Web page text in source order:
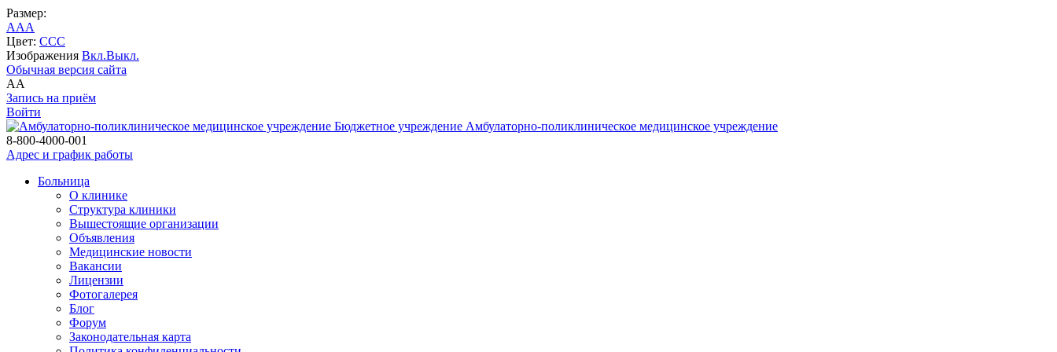
Размер:
AAA
Цвет: CCC
Изображения Вкл.Выкл.
Обычная версия сайта
AA
Запись на приём
Войти
Бюджетное учреждение Амбулаторно-поликлиническое медицинское учреждение
8-800-4000-001
Адрес и график работы
Больница
О клинике
Структура клиники
Вышестоящие организации
Объявления
Медицинские новости
Вакансии
Лицензии
Фотогалерея
Блог
Форум
Законодательная карта